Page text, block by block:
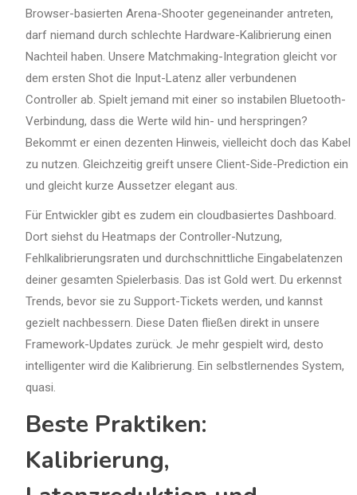
Browser-basierten Arena-Shooter gegeneinander antreten,
darf niemand durch schlechte Hardware-Kalibrierung einen
Nachteil haben. Unsere Matchmaking-Integration gleicht vor
dem ersten Shot die Input-Latenz aller verbundenen
Controller ab. Spielt jemand mit einer so instabilen Bluetooth-
Verbindung, dass die Werte wild hin- und herspringen?
Bekommt er einen dezenten Hinweis, vielleicht doch das Kabel
zu nutzen. Gleichzeitig greift unsere Client-Side-Prediction ein
und gleicht kurze Aussetzer elegant aus.
Für Entwickler gibt es zudem ein cloudbasiertes Dashboard.
Dort siehst du Heatmaps der Controller-Nutzung,
Fehlkalibrierungsraten und durchschnittliche Eingabelatenzen
deiner gesamten Spielerbasis. Das ist Gold wert. Du erkennst
Trends, bevor sie zu Support-Tickets werden, und kannst
gezielt nachbessern. Diese Daten fließen direkt in unsere
Framework-Updates zurück. Je mehr gespielt wird, desto
intelligenter wird die Kalibrierung. Ein selbstlernendes System,
quasi.
Beste Praktiken:
Kalibrierung,